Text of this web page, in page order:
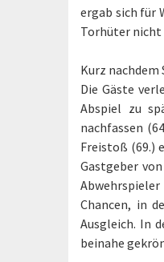
ergab sich für
Torhüter nicht
Kurz nachdem
Die Gäste
Abspiel zu
nachfassen
Freistoß (69.)
Gastgeber
Chancen, in
Ausgleich. In
beinahe